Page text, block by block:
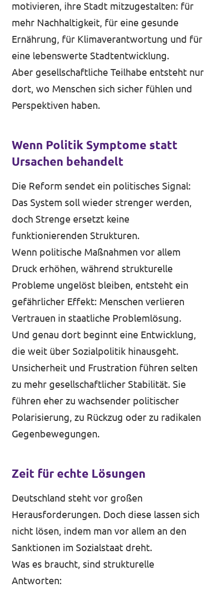
motivieren, ihre Stadt mitzugestalten: für
mehr Nachhaltigkeit, für eine gesunde
Ernährung, für Klimaverantwortung und für
eine lebenswerte Stadtentwicklung.
Aber gesellschaftliche Teilhabe entsteht nur
dort, wo Menschen sich sicher fühlen und
Perspektiven haben.
Wenn Politik Symptome statt
Ursachen behandelt
Die Reform sendet ein politisches Signal:
Das System soll wieder strenger werden,
doch Strenge ersetzt keine
funktionierenden Strukturen.
Wenn politische Maßnahmen vor allem
Druck erhöhen, während strukturelle
Probleme ungelöst bleiben, entsteht ein
gefährlicher Effekt: Menschen verlieren
Vertrauen in staatliche Problemlösung.
Und genau dort beginnt eine Entwicklung,
die weit über Sozialpolitik hinausgeht.
Unsicherheit und Frustration führen selten
zu mehr gesellschaftlicher Stabilität. Sie
führen eher zu wachsender politischer
Polarisierung, zu Rückzug oder zu radikalen
Gegenbewegungen.
Zeit für echte Lösungen
Deutschland steht vor großen
Herausforderungen. Doch diese lassen sich
nicht lösen, indem man vor allem an den
Sanktionen im Sozialstaat dreht.
Was es braucht, sind strukturelle
Antworten: